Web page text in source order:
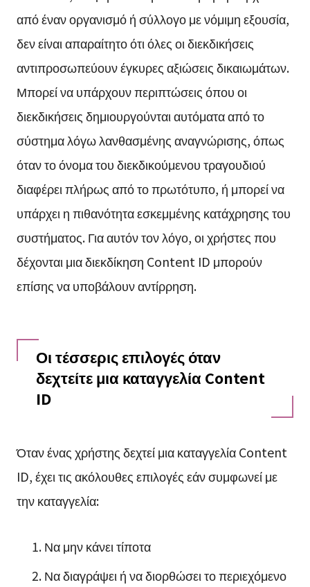
από έναν οργανισμό ή σύλλογο με νόμιμη εξουσία,
δεν είναι απαραίτητο ότι όλες οι διεκδικήσεις
αντιπροσωπεύουν έγκυρες αξιώσεις δικαιωμάτων.
Μπορεί να υπάρχουν περιπτώσεις όπου οι
διεκδικήσεις δημιουργούνται αυτόματα από το
σύστημα λόγω λανθασμένης αναγνώρισης, όπως
όταν το όνομα του διεκδικούμενου τραγουδιού
διαφέρει πλήρως από το πρωτότυπο, ή μπορεί να
υπάρχει η πιθανότητα εσκεμμένης κατάχρησης του
συστήματος. Για αυτόν τον λόγο, οι χρήστες που
δέχονται μια διεκδίκηση Content ID μπορούν
επίσης να υποβάλουν αντίρρηση.
Οι τέσσερις επιλογές όταν
δεχτείτε μια καταγγελία Content
ID
Όταν ένας χρήστης δεχτεί μια καταγγελία Content
ID, έχει τις ακόλουθες επιλογές εάν συμφωνεί με
την καταγγελία:
Να μην κάνει τίποτα
Να διαγράψει ή να διορθώσει το περιεχόμενο